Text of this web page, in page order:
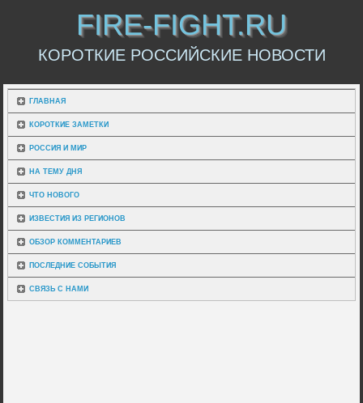
FIRE-FIGHT.RU
КОРОТКИЕ РОССИЙСКИЕ НОВОСТИ
ГЛАВНАЯ
КОРОТКИЕ ЗАМЕТКИ
РОССИЯ И МИР
НА ТЕМУ ДНЯ
ЧТО НОВОГО
ИЗВЕСТИЯ ИЗ РЕГИОНОВ
ОБЗОР КОММЕНТАРИЕВ
ПОСЛЕДНИЕ СОБЫТИЯ
СВЯЗЬ С НАМИ